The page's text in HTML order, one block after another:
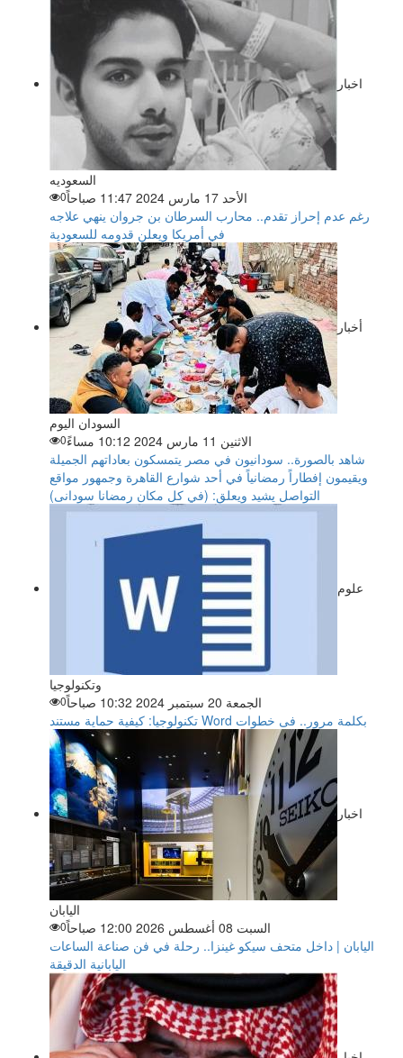
اخبار
السعوديه
الأحد 17 مارس 2024 11:47 صباحاً
0
رغم عدم إحراز تقدم.. محارب السرطان بن جروان ينهي علاجه
في أمريكا ويعلن قدومه للسعودية
أخبار
السودان اليوم
الاثنين 11 مارس 2024 10:12 مساءً
0
شاهد بالصورة.. سودانيون في مصر يتمسكون بعاداتهم الجميلة
ويقيمون إفطاراً رمضانياً في أحد شوارع القاهرة وجمهور مواقع
التواصل يشيد ويعلق: (في كل مكان رمضانا سودانى)
علوم
وتكنولوجيا
الجمعة 20 سبتمبر 2024 10:32 صباحاً
0
تكنولوجيا: كيفية حماية مستند Word بكلمة مرور.. فى خطوات
اخبار
اليابان
السبت 08 أغسطس 2026 12:00 صباحاً
0
اليابان | داخل متحف سيكو غينزا.. رحلة في فن صناعة الساعات
اليابانية الدقيقة